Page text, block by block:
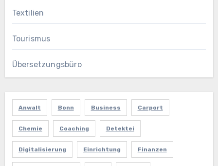
Textilien
Tourismus
Übersetzungsbüro
Anwalt Bonn Business Carport
Chemie Coaching Detektei
Digitalisierung Einrichtung Finanzen